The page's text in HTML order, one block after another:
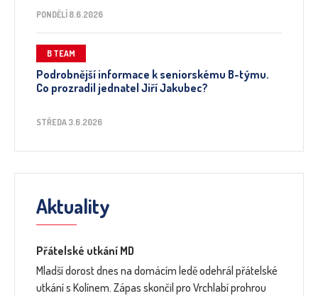
PONDĚLÍ 8.6.2026
B TEAM
Podrobnější informace k seniorskému B-týmu.
Co prozradil jednatel Jiří Jakubec?
STŘEDA 3.6.2026
Aktuality
Přátelské utkání MD
Mladší dorost dnes na domácím ledě odehrál přátelské
utkání s Kolínem. Zápas skončil pro Vrchlabí prohrou